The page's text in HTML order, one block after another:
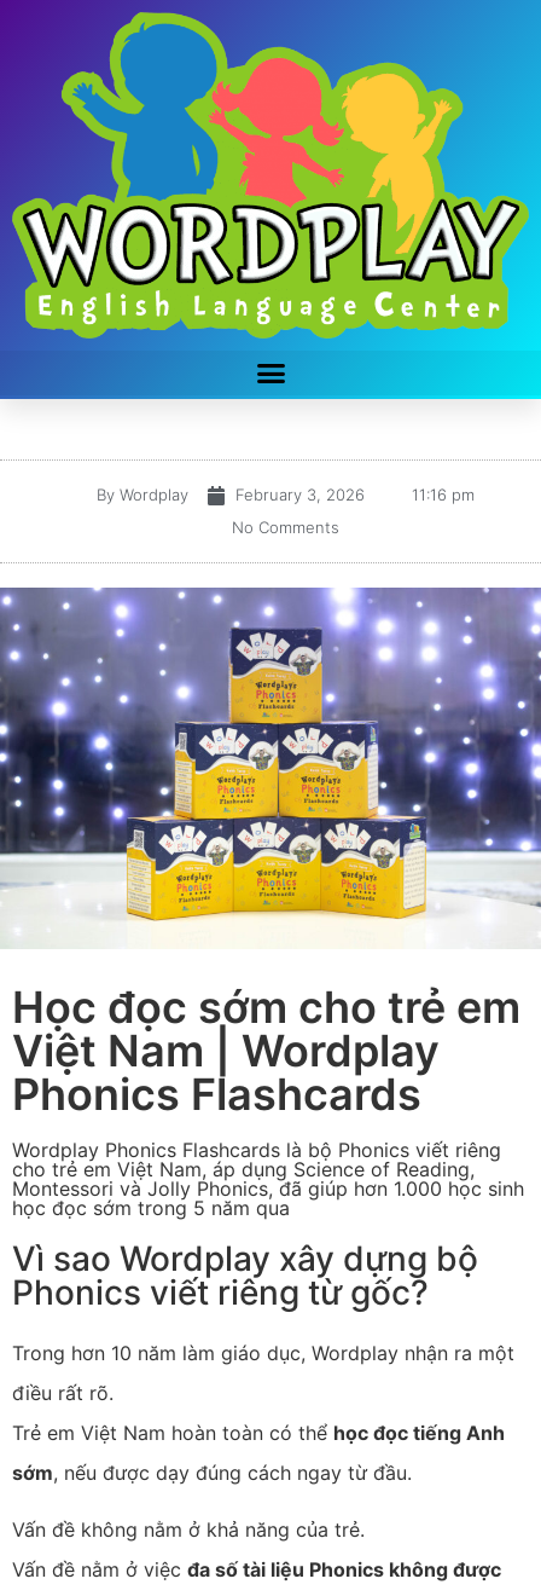
ByWordplay February 3, 2026
11:16 pm
No Comments
Học đọc sớm cho trẻ em
Việt Nam | Wordplay
Phonics Flashcards
Wordplay Phonics Flashcards là bộ Phonics viết riêng
cho trẻ em Việt Nam, áp dụng Science of Reading,
Montessori và Jolly Phonics, đã giúp hơn 1.000 học sinh
học đọc sớm trong 5 năm qua
Vì sao Wordplay xây dựng bộ
Phonics viết riêng từ gốc?
Trong hơn 10 năm làm giáo dục, Wordplay nhận ra một
điều rất rõ.
Trẻ em Việt Nam hoàn toàn có thể học đọc tiếng Anh
sớm, nếu được dạy đúng cách ngay từ đầu.
Vấn đề không nằm ở khả năng của trẻ.
Vấn đề nằm ở việc đa số tài liệu Phonics không được